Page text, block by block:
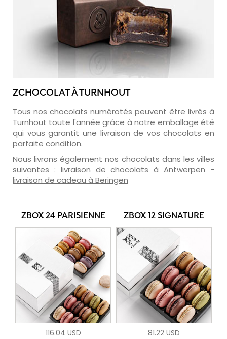
ZCHOCOLAT À TURNHOUT
Tous nos chocolats numérotés peuvent être livrés à
Turnhout toute l'année grâce à notre emballage été
qui vous garantit une livraison de vos chocolats en
parfaite condition.
Nous livrons également nos chocolats dans les villes
suivantes : livraison de chocolats à Antwerpen -
livraison de cadeau à Beringen
ZBOX 24 PARISIENNE
116.04 USD
ZBOX 12 SIGNATURE
81.22 USD